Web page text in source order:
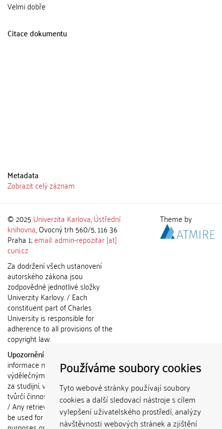
Používáme soubory cookies
Tyto webové stránky používají soubory
cookies a další sledovací nástroje s cílem
vylepšení uživatelského prostředí, analýzy
návštěvnosti webových stránek a zjištění
Velmi dobře
Citace dokumentu
Metadata
Zobrazit celý záznam
© 2025 Univerzita Karlova,Ústřední
knihovna, Ovocný trh 560/5, 116 36
Praha 1;email: admin-repozitar [at]
cuni.cz
Za dodržení všech ustanovení
autorského zákona jsou
zodpovědné jednotlivé složky
Univerzity Karlovy. / Each
constituent part of Charles
University is responsible for
adherence to all provisions of the
copyright law.
Upozornění / Notice:
informace nemohou být použity k
výdělečným účelům nebo vydávány
za studijní, vědeckou nebo jinou
tvůrčí činnost jiné osoby než autora.
/ Any retrieved information shall not
be used for any commercial
Theme by